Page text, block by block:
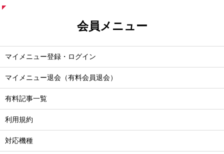
会員メニュー
マイメニュー登録・ログイン
マイメニュー退会（有料会員退会）
有料記事一覧
利用規約
対応機種